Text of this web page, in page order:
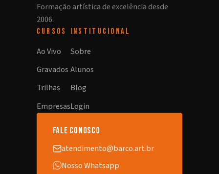
Formação artística de excelência desde
2006.
CURSOS
Ao Vivo
Gravados
Trilhas
Empresas
INSTITUCIONAL
Sobre
Alunos
Blog
Login
fale conosco
atendimento@barco.art.br
Nosso Whatsapp